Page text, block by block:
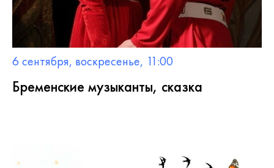
6 сентября, воскресенье, 11:00
Бременские музыканты, сказка